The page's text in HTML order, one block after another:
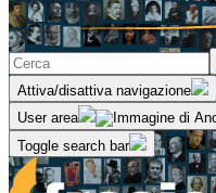
Attiva/disattiva navigazione
User area
Toggle search bar